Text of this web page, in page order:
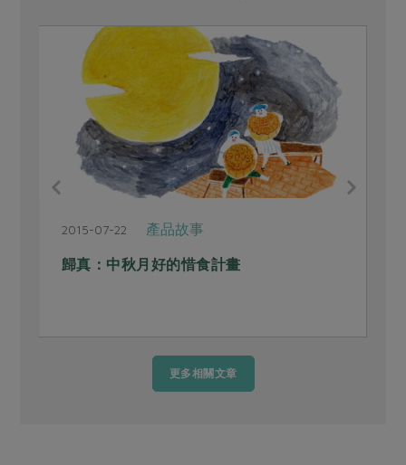
2015-07-22 產品故事
歸真：中秋月好的惜食計畫
更多相關文章